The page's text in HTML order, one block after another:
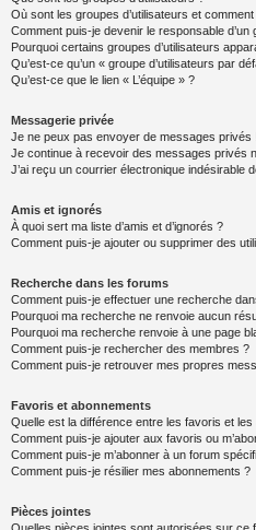
Où sont les groupes d’utilisateurs et
Comment puis-je devenir le responsable d’un
Pourquoi certains groupes d’utilisateurs
Qu’est-ce qu’un « groupe d’utilisateurs par
Qu’est-ce que le lien « L’équipe » ?
Messagerie privée
Je ne peux pas envoyer de messages privés !
Je continue à recevoir des messages privés
J’ai reçu un courrier électronique indésirable
Amis et ignorés
À quoi sert ma liste d’amis et d’ignorés ?
Comment puis-je ajouter ou supprimer des
Recherche dans les forums
Comment puis-je effectuer une recherche
Pourquoi ma recherche ne renvoie aucun
Pourquoi ma recherche renvoie à une page
Comment puis-je rechercher des membres ?
Comment puis-je retrouver mes propres
Favoris et abonnements
Quelle est la différence entre les favoris et
Comment puis-je ajouter aux favoris ou
Comment puis-je m’abonner à un forum
Comment puis-je résilier mes abonnements ?
Pièces jointes